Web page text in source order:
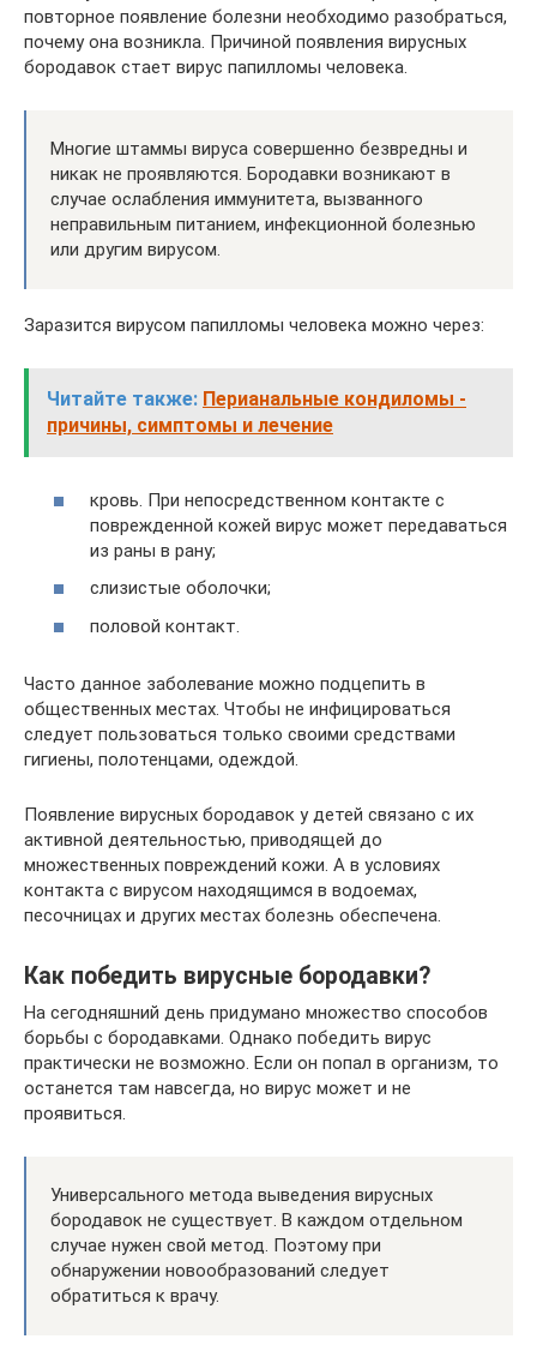
повторное появление болезни необходимо разобраться,
почему она возникла. Причиной появления вирусных
бородавок стает вирус папилломы человека.
Многие штаммы вируса совершенно безвредны и
никак не проявляются. Бородавки возникают в
случае ослабления иммунитета, вызванного
неправильным питанием, инфекционной болезнью
или другим вирусом.
Заразится вирусом папилломы человека можно через:
Читайте также: Перианальные кондиломы -
причины, симптомы и лечение
кровь. При непосредственном контакте с
поврежденной кожей вирус может передаваться
из раны в рану;
слизистые оболочки;
половой контакт.
Часто данное заболевание можно подцепить в
общественных местах. Чтобы не инфицироваться
следует пользоваться только своими средствами
гигиены, полотенцами, одеждой.
Появление вирусных бородавок у детей связано с их
активной деятельностью, приводящей до
множественных повреждений кожи. А в условиях
контакта с вирусом находящимся в водоемах,
песочницах и других местах болезнь обеспечена.
Как победить вирусные бородавки?
На сегодняшний день придумано множество способов
борьбы с бородавками. Однако победить вирус
практически не возможно. Если он попал в организм, то
останется там навсегда, но вирус может и не
проявиться.
Универсального метода выведения вирусных
бородавок не существует. В каждом отдельном
случае нужен свой метод. Поэтому при
обнаружении новообразований следует
обратиться к врачу.